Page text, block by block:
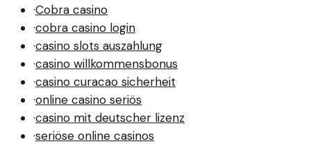
·Cobra casino
·cobra casino login
·casino slots auszahlung
·casino willkommensbonus
·casino curacao sicherheit
·online casino seriös
·casino mit deutscher lizenz
·seriöse online casinos